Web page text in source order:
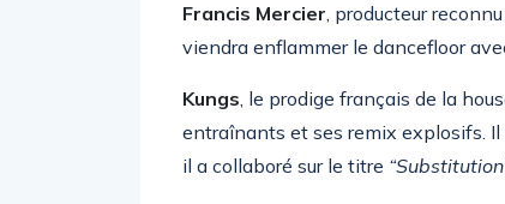
Francis Mercier, producteur
viendra enflammer le dancefloor
Kungs, le prodige français de la
entraînants et ses remix explosifs. Il
il a collaboré sur le titre